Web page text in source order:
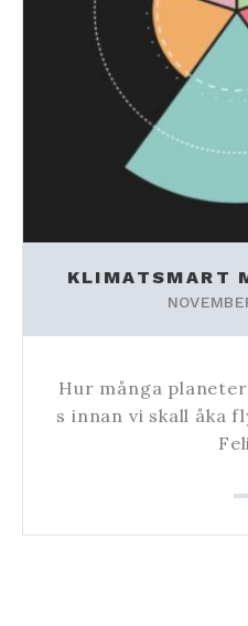
KLIMATSMART
Hur många
s innan vi skall åka